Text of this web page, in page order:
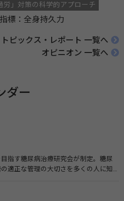
労」対策の科学的アプローチ
標：全身持久力
トピックス・レポート 一覧へ
オピニオン 一覧へ
ダー
指す糖尿病治療研究会が制定。糖尿
適正な管理の大切さを多くの人に知